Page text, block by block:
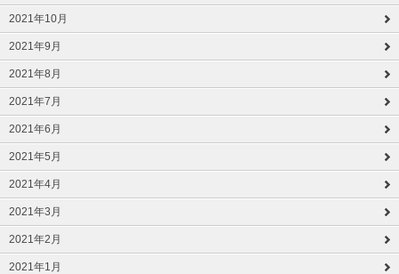
2021年10月
2021年9月
2021年8月
2021年7月
2021年6月
2021年5月
2021年4月
2021年3月
2021年2月
2021年1月